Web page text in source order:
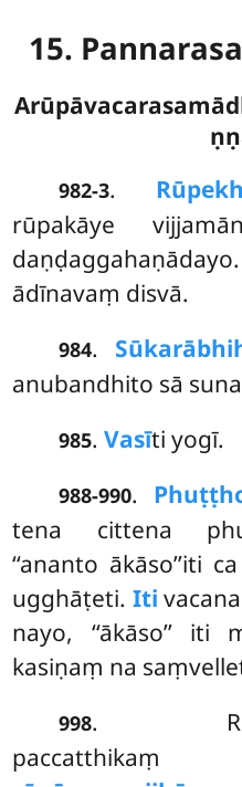
15.
982-3. Rūpe
rūpakāye
ādīnavaṃ disvā.
984.
anubandhito sā
985.Vasīti yogī.
988-990.
tena cittena
‘‘ananto ākāso’’iti
ugghāṭeti. Iti
nayo, ‘‘ākāso’’
kasiṇaṃ na
998.
paccatthikaṃ